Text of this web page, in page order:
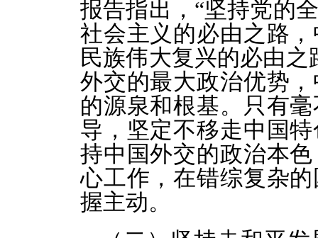
报告指出，“坚持党的
社会主义的必由之路
民族伟大复兴的必由
外交的最大政治优势
的源泉和根基。只有
导，坚定不移走中国
持中国外交的政治本
心工作，在错综复杂
握主动。